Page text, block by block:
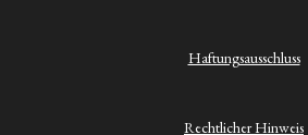
Haftungsausschluss
Rechtlicher Hinweis